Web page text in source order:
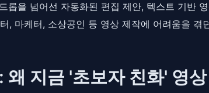
롭을 넘어선 자동화된 편집 제안, 텍스트 기반
, 마케터, 소상공인 등 영상 제작에 어려움을 겪
왜 지금 '초보자 친화' 영